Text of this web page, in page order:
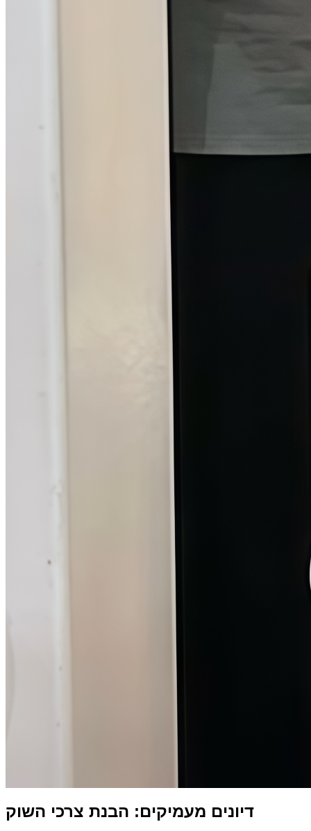
דיונים מעמיקים: הבנת צרכי השוק